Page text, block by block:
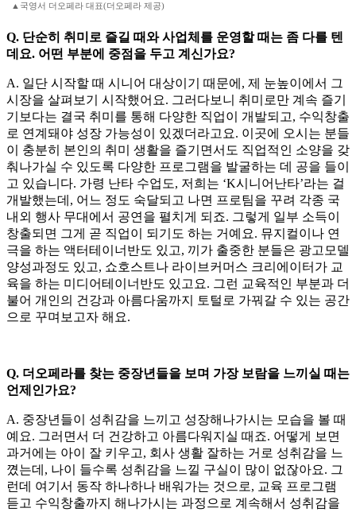
▲국영서 더오페라 대표(더오페라 제공)
Q. 단순히 취미로 즐길 때와 사업체를 운영할 때는 좀 다를 텐
데요. 어떤 부분에 중점을 두고 계신가요?
A. 일단 시작할 때 시니어 대상이기 때문에, 제 눈높이에서 그
시장을 살펴보기 시작했어요. 그러다보니 취미로만 계속 즐기
기보다는 결국 취미를 통해 다양한 직업이 개발되고, 수익창출
로 연계돼야 성장 가능성이 있겠더라고요. 이곳에 오시는 분들
이 충분히 본인의 취미 생활을 즐기면서도 직업적인 소양을 갖
춰나가실 수 있도록 다양한 프로그램을 발굴하는 데 공을 들이
고 있습니다. 가령 난타 수업도, 저희는 ‘K시니어난타’라는 걸
개발했는데, 어느 정도 숙달되고 나면 프로팀을 꾸려 각종 국
내외 행사 무대에서 공연을 펼치게 되죠. 그렇게 일부 소득이
창출되면 그게 곧 직업이 되기도 하는 거예요. 뮤지컬이나 연
극을 하는 액터테이너반도 있고, 끼가 출중한 분들은 광고모델
양성과정도 있고, 쇼호스트나 라이브커머스 크리에이터가 교
육을 하는 미디어테이너반도 있고요. 그런 교육적인 부분과 더
불어 개인의 건강과 아름다움까지 토털로 가꿔갈 수 있는 공간
으로 꾸며보고자 해요.
Q. 더오페라를 찾는 중장년들을 보며 가장 보람을 느끼실 때는
언제인가요?
A. 중장년들이 성취감을 느끼고 성장해나가시는 모습을 볼 때
예요. 그러면서 더 건강하고 아름다워지실 때죠. 어떻게 보면
과거에는 아이 잘 키우고, 회사 생활 잘하는 거로 성취감을 느
꼈는데, 나이 들수록 성취감을 느낄 구실이 많이 없잖아요. 그
런데 여기서 동작 하나하나 배워가는 것으로, 교육 프로그램
듣고 수익창출까지 해나가시는 과정으로 계속해서 성취감을